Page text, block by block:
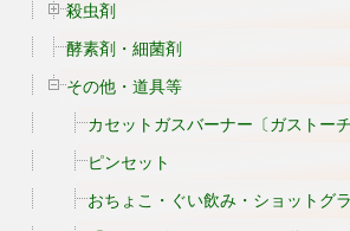
殺虫剤
酵素剤・細菌剤
その他・道具等
カセットガスバーナー〔ガストーチ
ピンセット
おちょこ・ぐい飲み・ショットグ